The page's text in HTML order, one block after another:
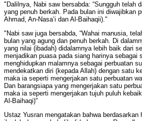
"Dalilnya, Nabi saw bersabda: “Sungguh telah
yang penuh berkah. Pada bulan ini diwajibkan
Ahmad, An-Nasa’i dan Al-Baihaqii)."
"Nabi saw juga bersabda, “Wahai manusia,
bulan yang agung dan penuh berkah. Di
yang nilai (ibadah) didalamnya lebih baik dari
menjadikan puasa pada siang harinya sebagai
menghidupkan malamnya sebagai perbuatan
mendekatkan diri (kepada Allah) dengan satu
maka ia seperti mengerjakan satu perbuatan
Dan barangsiapa yang mengerjakan satu
maka ia seperti mengerjakan tujuh puluh
Al-Baihaqi)"
Ustaz Yusran mengatakan bahwa berdasarkan